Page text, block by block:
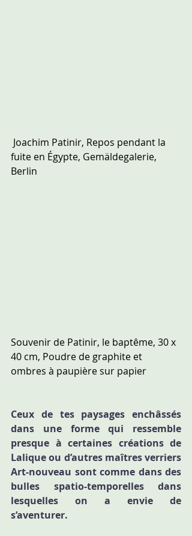
fuite en Égypte, Gemäldegalerie,
Berlin
Souvenir de Patinir, le baptême, 30 x
40 cm, Poudre de graphite et
ombres à paupière sur papier
Ceux de tes paysages enchâssés
dans une forme qui ressemble
presque à certaines créations de
Lalique ou d’autres maîtres verriers
Art-nouveau sont comme dans des
bulles spatio-temporelles dans
lesquelles on a envie de
s’aventurer.